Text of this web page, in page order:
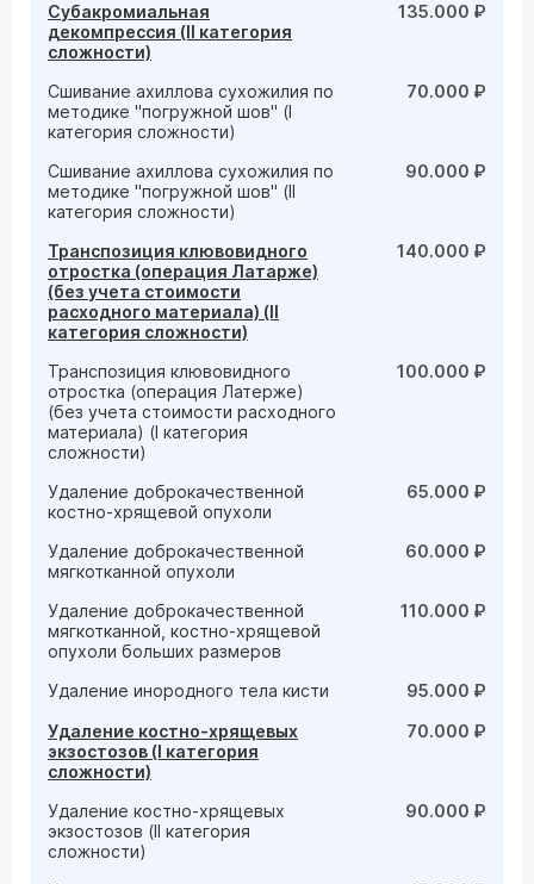
Субакромиальная
декомпрессия (II категория
сложности)
135.000 ₽
Сшивание ахиллова сухожилия по
методике "погружной шов" (I
категория сложности)
70.000 ₽
Сшивание ахиллова сухожилия по
методике "погружной шов" (II
категория сложности)
90.000 ₽
Транспозиция клювовидного
отростка (операция Латарже)
(без учета стоимости
расходного материала) (II
категория сложности)
140.000 ₽
Транспозиция клювовидного
отростка (операция Латерже)
(без учета стоимости расходного
материала) (I категория
сложности)
100.000 ₽
Удаление доброкачественной
костно-хрящевой опухоли
65.000 ₽
Удаление доброкачественной
мягкотканной опухоли
60.000 ₽
Удаление доброкачественной
мягкотканной, костно-хрящевой
опухоли больших размеров
110.000 ₽
Удаление инородного тела кисти
95.000 ₽
Удаление костно-хрящевых
экзостозов (I категория
сложности)
70.000 ₽
Удаление костно-хрящевых
экзостозов (II категория
сложности)
90.000 ₽